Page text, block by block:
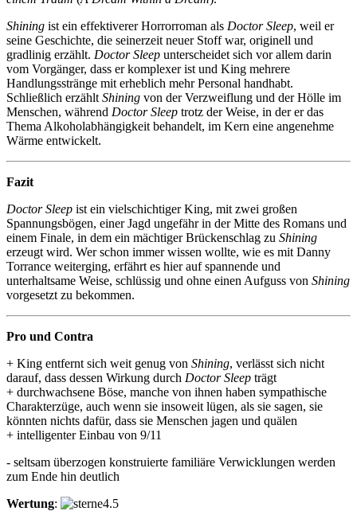
Shining ist ein effektiverer Horrorroman als Doctor Sleep, weil er
seine Geschichte, die seinerzeit neuer Stoff war, originell und
gradlinig erzählt. Doctor Sleep unterscheidet sich vor allem darin
vom Vorgänger, dass er komplexer ist und King mehrere
Handlungsstränge mit erheblich mehr Personal handhabt.
Schließlich erzählt Shining von der Verzweiflung und der Hölle im
Menschen, während Doctor Sleep trotz der Weise, in der er das
Thema Alkoholabhängigkeit behandelt, im Kern eine angenehme
Wärme entwickelt.
Fazit
Doctor Sleep ist ein vielschichtiger King, mit zwei großen
Spannungsbögen, einer Jagd ungefähr in der Mitte des Romans und
einem Finale, in dem ein mächtiger Brückenschlag zu Shining
erzeugt wird. Wer schon immer wissen wollte, wie es mit Danny
Torrance weiterging, erfährt es hier auf spannende und
unterhaltsame Weise, schlüssig und ohne einen Aufguss von Shining
vorgesetzt zu bekommen.
Pro und Contra
+ King entfernt sich weit genug von Shining, verlässt sich nicht
darauf, dass dessen Wirkung durch Doctor Sleep trägt
+ durchwachsene Böse, manche von ihnen haben sympathische
Charakterzüge, auch wenn sie insoweit lügen, als sie sagen, sie
könnten nichts dafür, dass sie Menschen jagen und quälen
+ intelligenter Einbau von 9/11
- seltsam überzogen konstruierte familiäre Verwicklungen werden
zum Ende hin deutlich
Wertung: